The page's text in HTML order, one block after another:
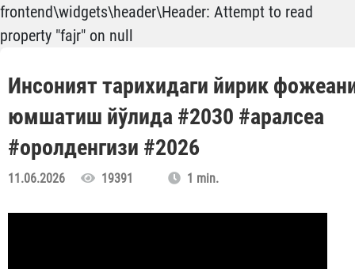
frontend\widgets\header\Header: Attempt to read
property "fajr" on null
Инсоният тарихидаги йирик
юмшатиш йўлида #2030 #аралсеа
#оролденгизи #2026
11.06.2026 19391 1 min.